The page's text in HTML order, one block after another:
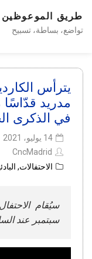
طريق الموعوظين
تواضع، بساطة، تسبيح
يترأس
مدريد
في الذكرى
14 يوليو، 2021
CncMadrid
الاحتفالات,
سبتمبر عند